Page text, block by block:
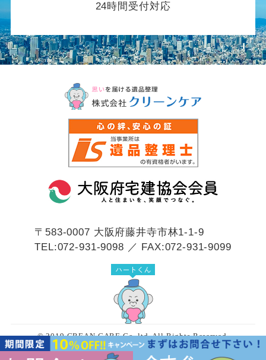
24時間受付対応
〒583-0007 大阪府藤井寺市林1-1-9
TEL:072-931-9098 ／ FAX:072-931-9099
© 2019 CREAN CARE Co.,ltd. All Rights Reserved.